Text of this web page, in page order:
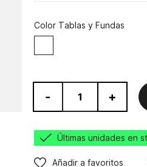
Color Tablas y Fundas
- +
Últimas unidades en
Añadir a favoritos